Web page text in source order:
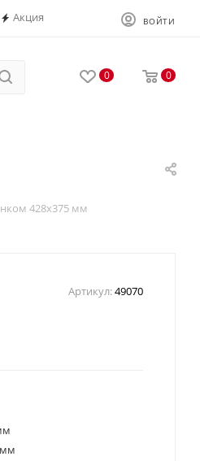
Акция ВОЙТИ
0 0
428х375 мм
Артикул:49070